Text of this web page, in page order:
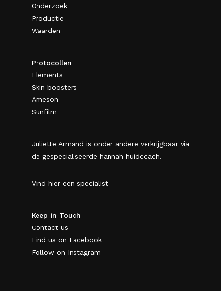
Onderzoek
Productie
Waarden
Protocollen
Elements
Skin boosters
Ameson
Sunfilm
Juliette Armand is onder andere verkrijgbaar via
de gespecialiseerde hannah huidcoach.
Vind hier een specialist
Keep in Touch
Contact us
Find us on Facebook
Follow on Instagram